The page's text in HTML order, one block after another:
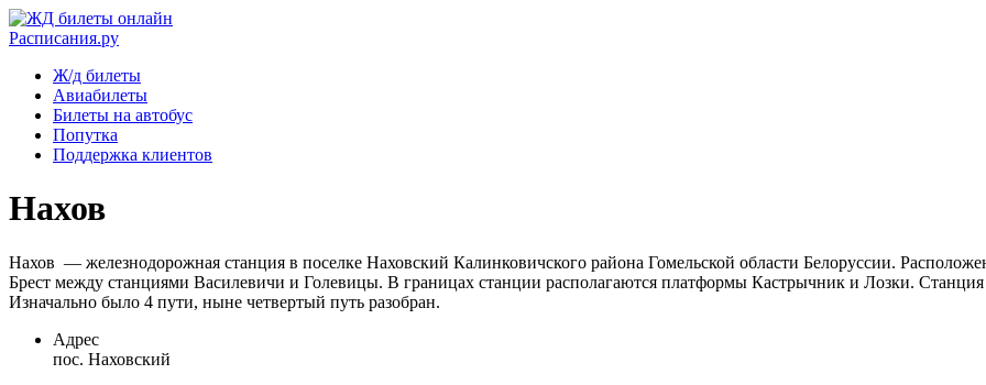
Расписания.ру
Ж/д билеты
Авиабилеты
Билеты на автобус
Попутка
Поддержка клиентов
Нахов
Нахов — железнодорожная станция в поселке Наховский Калинковичского района Гомельской области Белоруссии.
Брест между станциями Василевичи и Голевицы. В границах станции располагаются платформы Кастрычник и Лозки. Станция
Изначально было 4 пути, ныне четвертый путь разобран.
Адрес
пос. Наховский